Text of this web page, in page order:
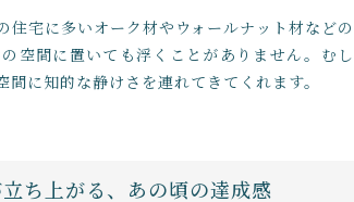
宅に多いオーク材やウォールナット材などの
空間に置いても浮くことがありません。むし
に知的な静けさを連れてきてくれます。
ち上がる、あの頃の達成感